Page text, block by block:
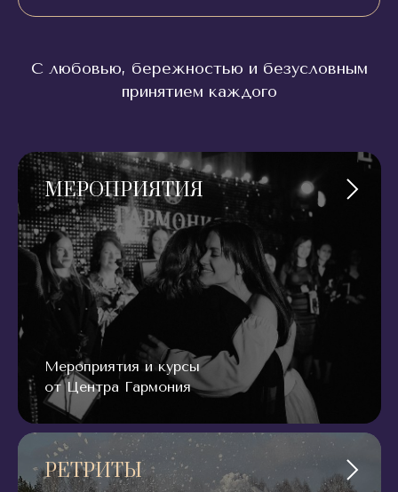
С любовью, бережностью и безусловным
принятием каждого
МЕРОПРИЯТИЯ
Мероприятия и курсы
от Центра Гармония
РЕТРИТЫ